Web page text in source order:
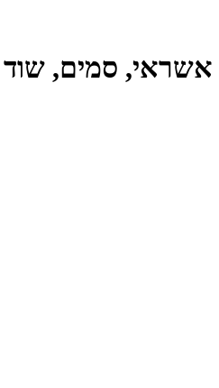
סמים, שוד